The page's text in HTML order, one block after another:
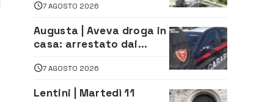
lavoro. Il sindaco scrive
alla società
7 AGOSTO 2026
Augusta | Aveva droga in
casa: arrestato dai
7 AGOSTO 2026
Lentini | Martedì 11